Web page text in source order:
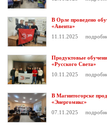
В Орле проведено
«Авента»
11.11.2025
Продуктовые
«Русского Света»
10.11.2025
В Магнитогорске
«Энергомикс»
07.11.2025